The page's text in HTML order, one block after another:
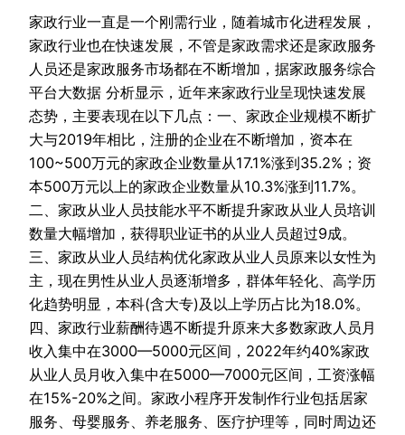
家政行业一直是一个刚需行业，随着城市化进程发展，
家政行业也在快速发展，不管是家政需求还是家政服务
人员还是家政服务市场都在不断增加，据家政服务综合
平台大数据 分析显示，近年来家政行业呈现快速发展
态势，主要表现在以下几点：一、家政企业规模不断扩
大与2019年相比，注册的企业在不断增加，资本在
100~500万元的家政企业数量从17.1%涨到35.2%；资
本500万元以上的家政企业数量从10.3%涨到11.7%。
二、家政从业人员技能水平不断提升家政从业人员培训
数量大幅增加，获得职业证书的从业人员超过9成。
三、家政从业人员结构优化家政从业人员原来以女性为
主，现在男性从业人员逐渐增多，群体年轻化、高学历
化趋势明显，本科(含大专)及以上学历占比为18.0%。
四、家政行业薪酬待遇不断提升原来大多数家政人员月
收入集中在3000—5000元区间，2022年约40%家政
从业人员月收入集中在5000—7000元区间，工资涨幅
在15%-20%之间。家政小程序开发制作行业包括居家
服务、母婴服务、养老服务、医疗护理等，同时周边还